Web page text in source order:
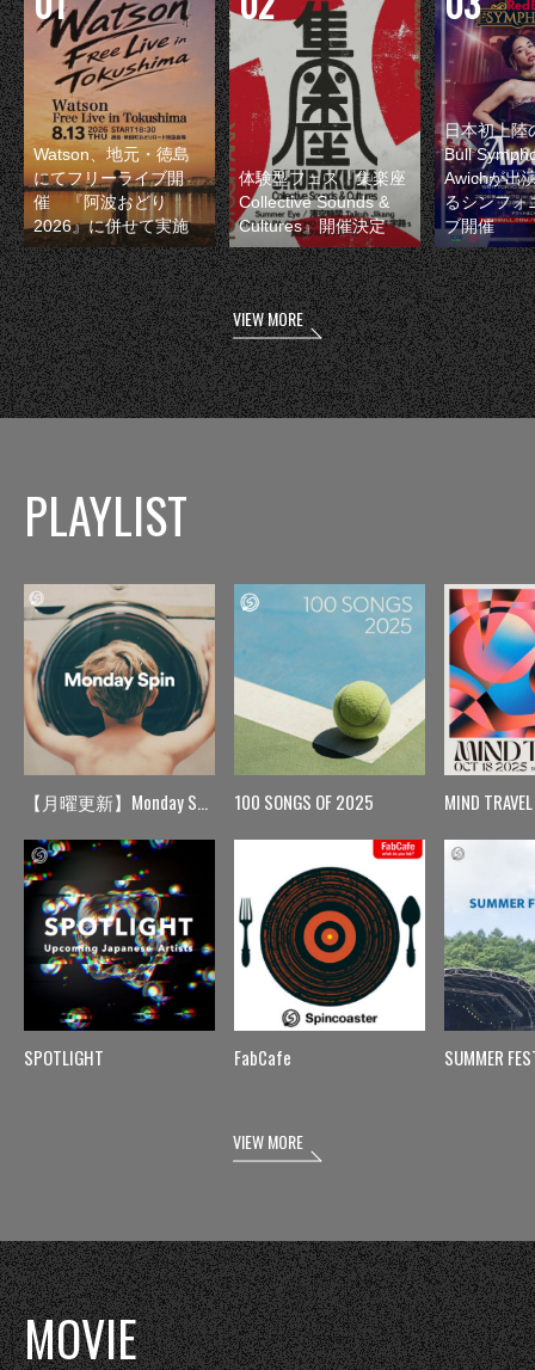
Watson、地元・徳島
にてフリーライブ開
催 『阿波おどり
2026』に併せて実施
体験型フェス『集楽座
Collective Sounds &
Cultures』開催決定
日本初上陸
Bull
Awichが出
るシンフォ
ブ開催
VIEW MORE
PLAYLIST
【月曜更新】Monday Spin
SPOTLIGHT
100 SONGS OF 2025
FabCafe
MIND TRAVEL
SUMMER
VIEW MORE
MOVIE